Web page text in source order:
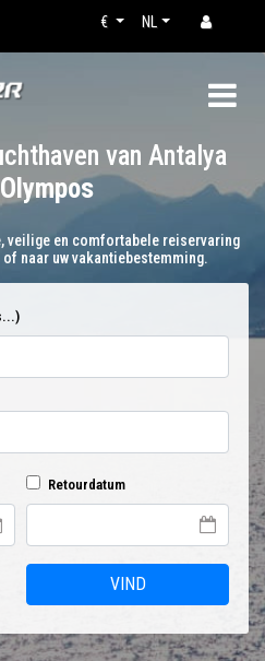
NL
€
van Antalya
Olympos
veilige en comfortabele reiservaring
naar uw vakantiebestemming.
Retourdatum
VIND